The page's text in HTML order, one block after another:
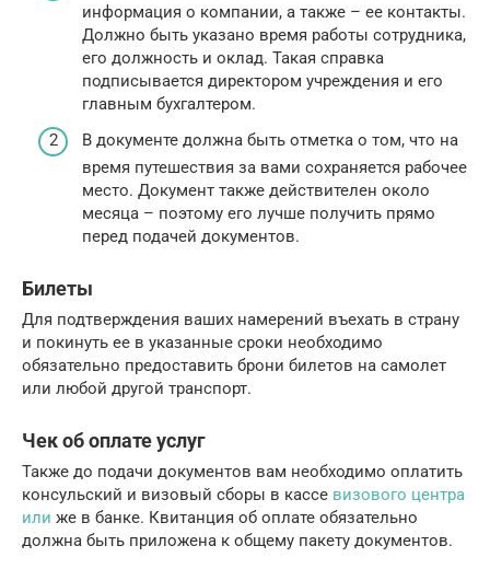
информация о компании, а также – ее контакты.
Должно быть указано время работы сотрудника,
его должность и оклад. Такая справка
подписывается директором учреждения и его
главным бухгалтером.
В документе должна быть отметка о том, что на
время путешествия за вами сохраняется рабочее
место. Документ также действителен около
месяца – поэтому его лучше получить прямо
перед подачей документов.
Билеты
Для подтверждения ваших намерений въехать в страну
и покинуть ее в указанные сроки необходимо
обязательно предоставить брони билетов на самолет
или любой другой транспорт.
Чек об оплате услуг
Также до подачи документов вам необходимо оплатить
консульский и визовый сборы в кассе визового центра
или же в банке. Квитанция об оплате обязательно
должна быть приложена к общему пакету документов.